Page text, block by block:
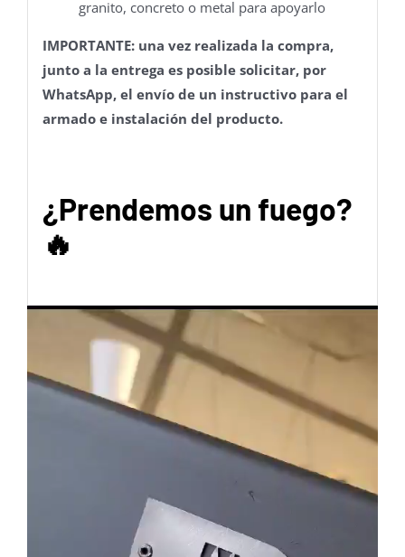
granito, concreto o metal para apoyarlo
IMPORTANTE: una vez realizada la compra,
junto a la entrega es posible solicitar, por
WhatsApp, el envío de un instructivo para el
armado e instalación del producto.
¿Prendemos un fuego?
🔥
Reproductor